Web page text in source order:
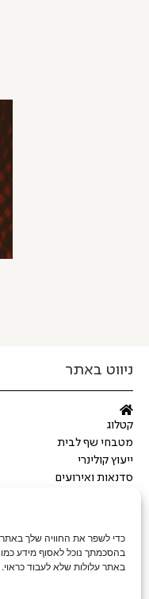
בהסכמתך נוכל לאסוף מידע
באתר עלולות שלא לעבוד כראוי.
ניווט באתר
קטלוג
מטבחי שף לבית
ייעוץ קולינרי
סדנאות ואירועים
יצירת קשר